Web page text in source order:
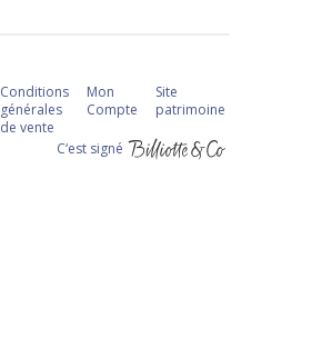
Conditions
générales
de vente
Mon
Compte
Site
patrimoine
C‘est signé